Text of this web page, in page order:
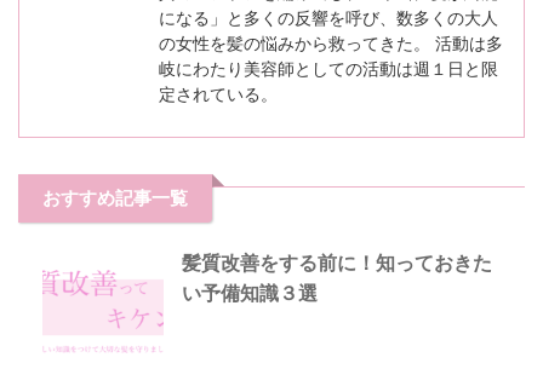
になる」と多くの反響を呼び、数多くの大人
の女性を髪の悩みから救ってきた。 活動は多
岐にわたり美容師としての活動は週１日と限
定されている。
おすすめ記事一覧
髪質改善をする前に！知っておきた
い予備知識３選